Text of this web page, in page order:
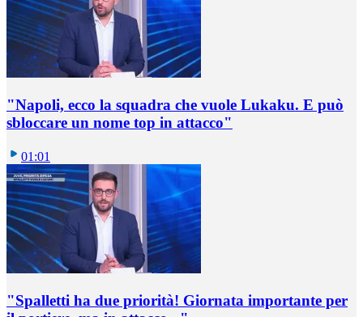
"Napoli, ecco la squadra che vuole Lukaku. E può
sbloccare un nome top in attacco"
01:01
"Spalletti ha due priorità! Giornata importante per